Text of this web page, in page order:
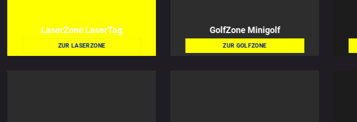
LaserZone LaserTag
ZUR LASERZONE
GolfZone Minigolf
ZUR GOLFZONE